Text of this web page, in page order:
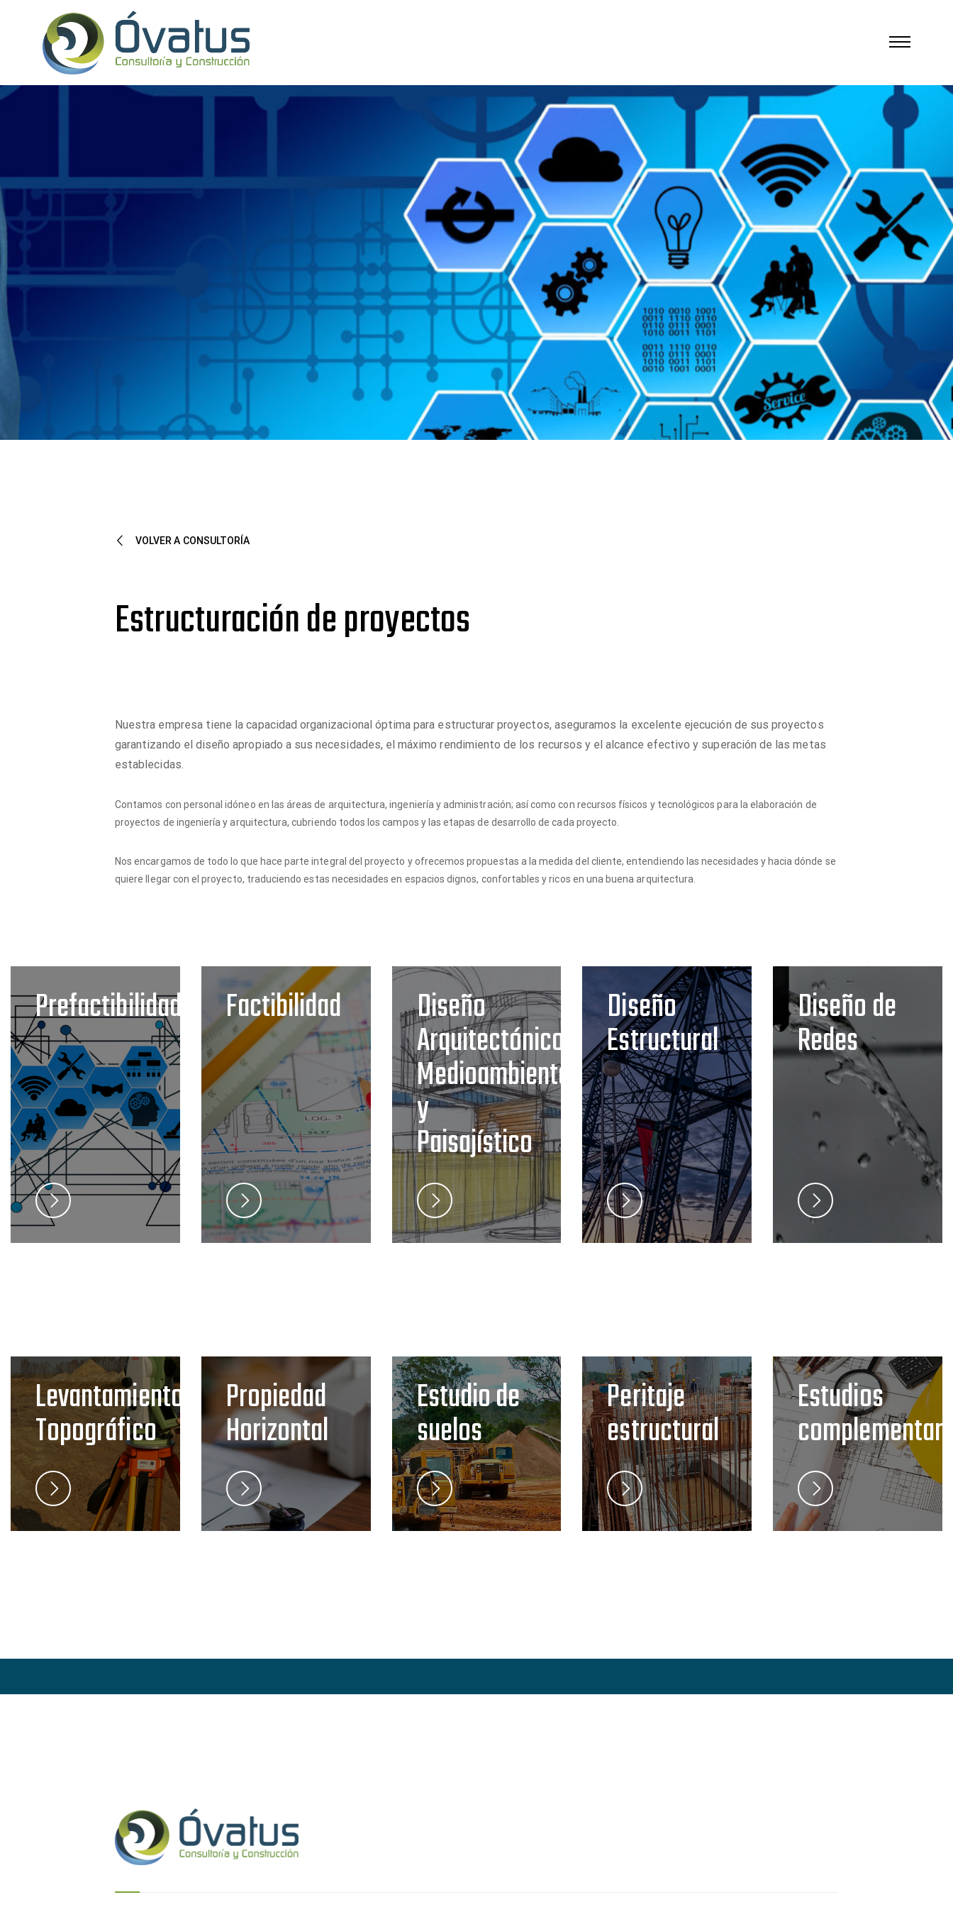
VOLVER A CONSULTORÍA
Estructuración de proyectos
Nuestra empresa tiene la capacidad organizacional óptima para estructurar proyectos, aseguramos la excelente ejecución de sus proyectos
garantizando el diseño apropiado a sus necesidades, el máximo rendimiento de los recursos y el alcance efectivo y superación de las metas
establecidas.
Contamos con personal idóneo en las áreas de arquitectura, ingeniería y administración; así como con recursos físicos y tecnológicos para la elaboración de
proyectos de ingeniería y arquitectura, cubriendo todos los campos y las etapas de desarrollo de cada proyecto.
Nos encargamos de todo lo que hace parte integral del proyecto y ofrecemos propuestas a la medida del cliente, entendiendo las necesidades y hacia dónde se
quiere llegar con el proyecto, traduciendo estas necesidades en espacios dignos, confortables y ricos en una buena arquitectura.
Prefactibilidad Factibilidad Diseño
Arquitectónico,
Medioambiental
y
Paisajístico
Diseño
Estructural
Diseño de
Redes
Levantamiento
Topográfico
Propiedad
Horizontal
Estudio de
suelos
Peritaje
estructural
Estudios